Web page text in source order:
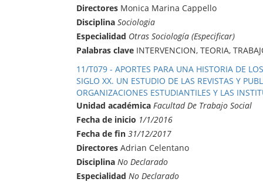
Directores Monica Marina Cappello
Disciplina Sociologia
Especialidad Otras Sociología (Especificar)
Palabras clave INTERVENCION, TEORIA,
11/T079 - APORTES PARA UNA HISTORIA DE
SIGLO XX. UN ESTUDIO DE LAS REVISTAS Y
ORGANIZACIONES ESTUDIANTILES Y LAS
Unidad académica Facultad De Trabajo Social
Fecha de inicio 1/1/2016
Fecha de fin 31/12/2017
Directores Adrian Celentano
Disciplina No Declarado
Especialidad No Declarado